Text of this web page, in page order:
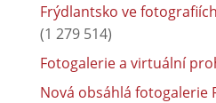
Frýdlantsko ve
(1 279 514)
Fotogalerie a virtuální
Nová obsáhlá fotogalerie